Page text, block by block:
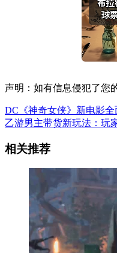
声明：如有信息侵犯了您
DC《神奇女侠》新电影
乙游男主带货新玩法：玩
相关推荐